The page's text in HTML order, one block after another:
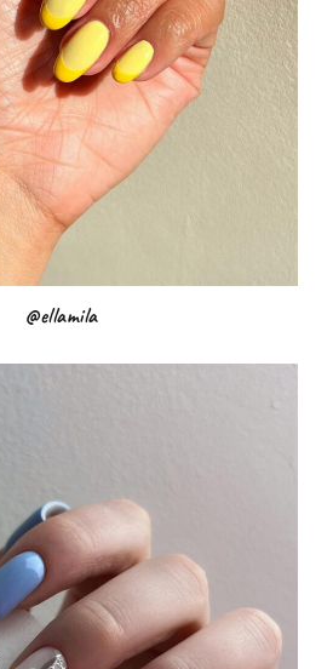
@ellamila